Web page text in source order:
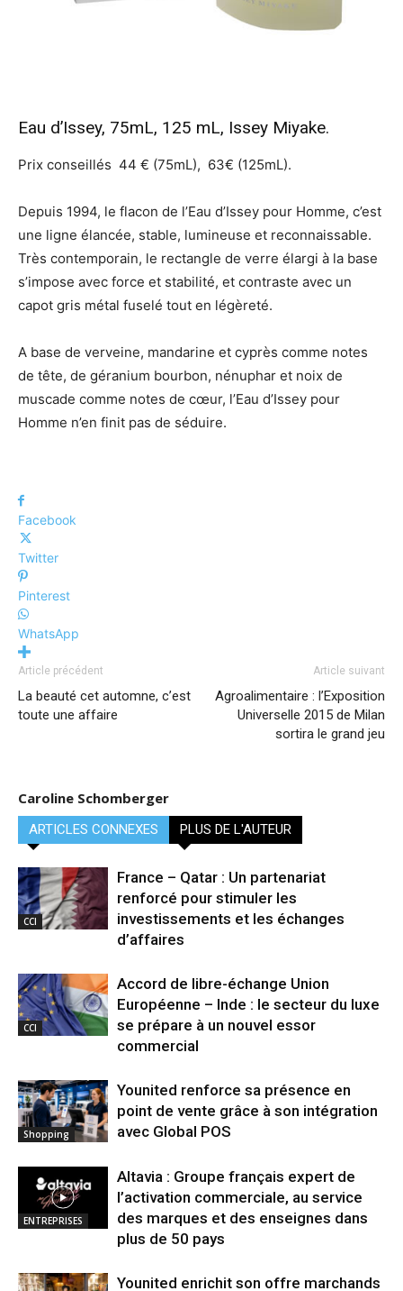
Eau d’Issey, 75mL, 125 mL, Issey Miyake.
Prix conseillés 44 € (75mL), 63€ (125mL).
Depuis 1994, le flacon de l’Eau d’Issey pour Homme, c’est
une ligne élancée, stable, lumineuse et reconnaissable.
Très contemporain, le rectangle de verre élargi à la base
s’impose avec force et stabilité, et contraste avec un
capot gris métal fuselé tout en légèreté.
A base de verveine, mandarine et cyprès comme notes
de tête, de géranium bourbon, nénuphar et noix de
muscade comme notes de cœur, l’Eau d’Issey pour
Homme n’en finit pas de séduire.
Facebook
Twitter
Pinterest
WhatsApp
Article précédent
La beauté cet automne, c’est
toute une affaire
Article suivant
Agroalimentaire : l’Exposition
Universelle 2015 de Milan
sortira le grand jeu
Caroline Schomberger
ARTICLES CONNEXES PLUS DE L'AUTEUR
CCI
France – Qatar : Un partenariat
renforcé pour stimuler les
investissements et les échanges
d’affaires
CCI
Accord de libre-échange Union
Européenne – Inde : le secteur du luxe
se prépare à un nouvel essor
commercial
Shopping
Younited renforce sa présence en
point de vente grâce à son intégration
avec Global POS
ENTREPRISES
Altavia : Groupe français expert de
l’activation commerciale, au service
des marques et des enseignes dans
plus de 50 pays
Younited enrichit son offre marchands